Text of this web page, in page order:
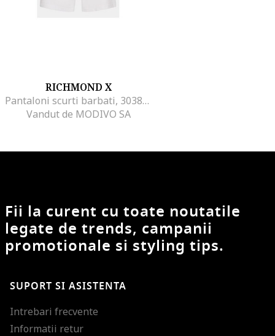
RICHMOND X
Pantaloni scurti barbati, 303886318, Bumbac, Alb, Alb
Vandut de MODIVO SA
Fii la curent cu toate noutatile
legate de trends, campanii
promotionale si styling tips.
SUPORT SI ASISTENTA
Intrebari frecvente
Informatii retur